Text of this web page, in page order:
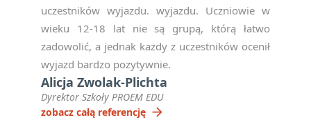
uczestników wyjazdu. wyjazdu. Uczniowie w
wieku 12-18 lat nie są grupą, którą łatwo
zadowolić, a jednak każdy z uczestników ocenił
wyjazd bardzo pozytywnie.
Alicja Zwolak-Plichta
Dyrektor Szkoły PROEM EDU
zobacz całą referencję arrow_forward